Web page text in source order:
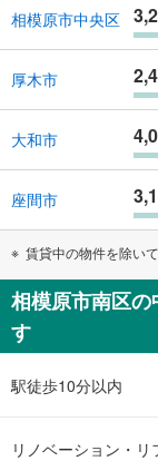
相模原市中央区
厚木市
大和市
座間市
賃貸中の物件を除いて
相模原市南区
す
駅徒歩10分以内
リノベーション・リ